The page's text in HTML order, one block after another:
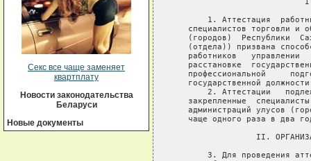
Секс все чаще заменяет
квартплату
Новости законодательства
Беларуси
Новые документы